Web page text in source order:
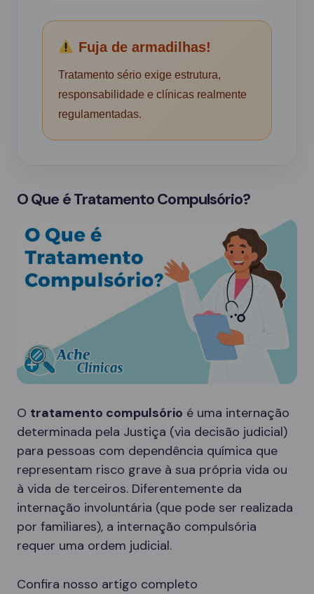
Fuja de armadilhas!
Tratamento sério exige estrutura,
responsabilidade e clínicas realmente
regulamentadas.
O Que é Tratamento Compulsório?
O tratamento compulsório é uma internação
determinada pela Justiça (via decisão judicial)
para pessoas com dependência química que
representam risco grave à sua própria vida ou
à vida de terceiros. Diferentemente da
internação involuntária (que pode ser realizada
por familiares), a internação compulsória
requer uma ordem judicial.
Confira nosso artigo completo